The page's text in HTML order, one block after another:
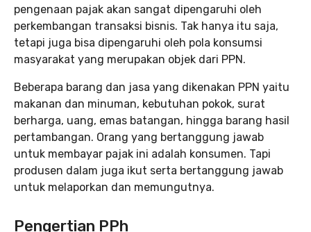
pengenaan pajak akan sangat dipengaruhi oleh
perkembangan transaksi bisnis. Tak hanya itu saja,
tetapi juga bisa dipengaruhi oleh pola konsumsi
masyarakat yang merupakan objek dari PPN.
Beberapa barang dan jasa yang dikenakan PPN yaitu
makanan dan minuman, kebutuhan pokok, surat
berharga, uang, emas batangan, hingga barang hasil
pertambangan. Orang yang bertanggung jawab
untuk membayar pajak ini adalah konsumen. Tapi
produsen dalam juga ikut serta bertanggung jawab
untuk melaporkan dan memungutnya.
Pengertian PPh